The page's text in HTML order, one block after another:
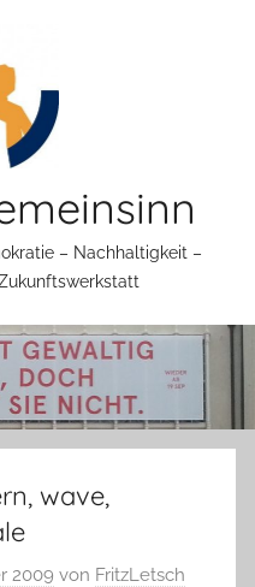
– Nachhaltigkeit –
wave,
2009 von FritzLetsch